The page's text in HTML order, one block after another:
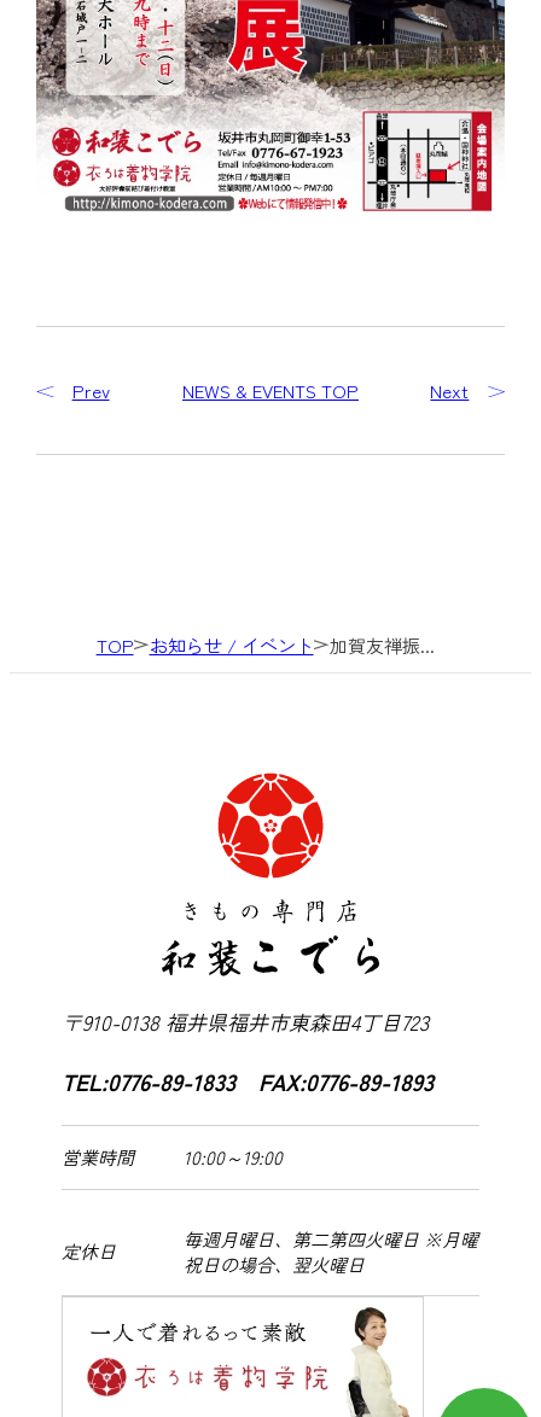
Prev NEWS & EVENTS TOP Next
TOP お知らせ / イベント 加賀友禅振...
〒910-0138 福井県福井市東森田4丁目723
TEL:0776-89-1833 FAX:0776-89-1893
営業時間 10:00～19:00
定休日
毎週月曜日、第二第四火曜日 ※月曜
祝日の場合、翌火曜日